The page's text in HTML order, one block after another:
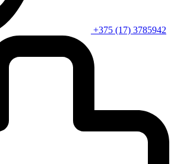
+375 (17) 3785942